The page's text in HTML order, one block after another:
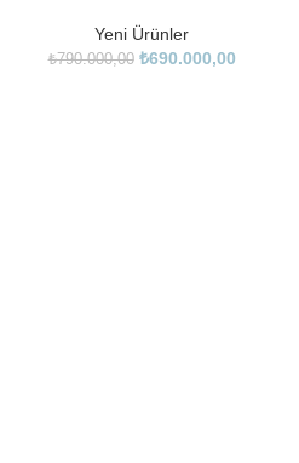
Yeni Ürünler
₺790.000,00 ₺690.000,00